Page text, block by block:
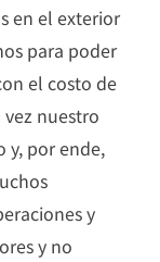
en el exterior
para poder
el costo de
nuestro
y, por ende,
y
y no